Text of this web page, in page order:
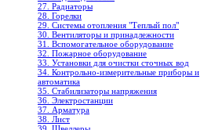
27. Радиаторы
28. Горелки
29. Системы отопления "Теплый пол"
30. Вентиляторы и принадлежности
31. Вспомогательное оборудование
32. Пожарное оборудование
33. Установки для очистки сточных вод
34. Контрольно-измерительные приборы и
автоматика
35. Стабилизаторы напряжения
36. Электростанции
37. Арматура
38. Лист